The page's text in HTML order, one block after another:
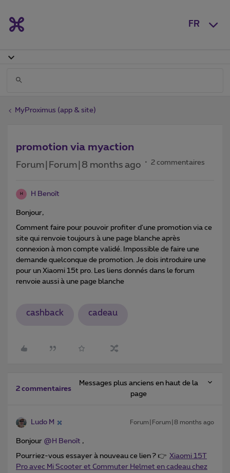
FR
MyProximus (app & site)
promotion via myaction
Forum|Forum|8 months ago 2 commentaires
H H Benoît
Bonjour,
Comment faire pour pouvoir profiter d'une promotion via ce
site qui renvoie toujours à une page blanche après
connexion à mon compte validé. Impossible de faire une
demande quelconque de promotion. Je dois introduire une
pour un Xiaomi 15t pro. Les liens donnés dans le forum
renvoie aussi à une page blanche
cashback cadeau
2 commentaires
Messages plus anciens en haut de la
page
Ludo M Forum|Forum|8 months ago
Bonjour ​ @H Benoît ,
Pourriez-vous essayer à nouveau ce lien ? 👉 Xiaomi 15T
Pro avec Mi Scooter et Commuter Helmet en cadeau chez